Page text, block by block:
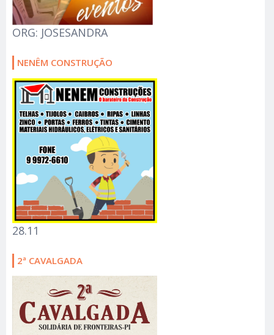
ORG: JOSESANDRA
NENÊM CONSTRUÇÃO
28.11
2ª CAVALGADA